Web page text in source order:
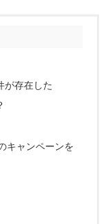
が存在した
キャンペーンを